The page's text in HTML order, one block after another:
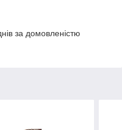
за домовленістю